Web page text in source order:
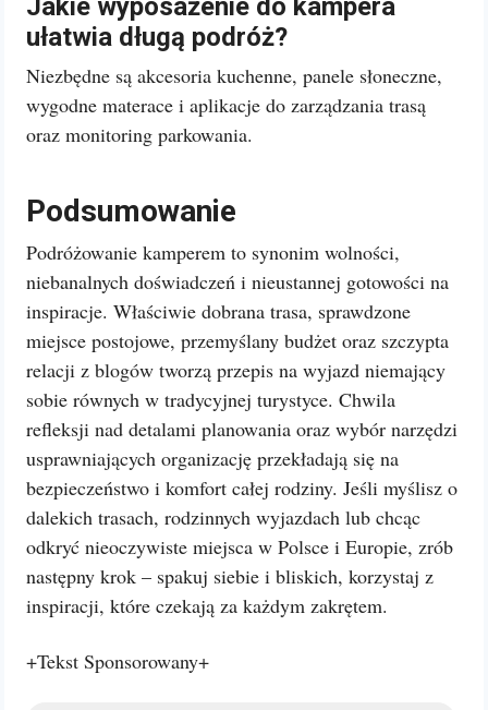
Jakie wyposażenie do kampera
ułatwia długą podróż?
Niezbędne są akcesoria kuchenne, panele słoneczne,
wygodne materace i aplikacje do zarządzania trasą
oraz monitoring parkowania.
Podsumowanie
Podróżowanie kamperem to synonim wolności,
niebanalnych doświadczeń i nieustannej gotowości na
inspiracje. Właściwie dobrana trasa, sprawdzone
miejsce postojowe, przemyślany budżet oraz szczypta
relacji z blogów tworzą przepis na wyjazd niemający
sobie równych w tradycyjnej turystyce. Chwila
refleksji nad detalami planowania oraz wybór narzędzi
usprawniających organizację przekładają się na
bezpieczeństwo i komfort całej rodziny. Jeśli myślisz o
dalekich trasach, rodzinnych wyjazdach lub chcąc
odkryć nieoczywiste miejsca w Polsce i Europie, zrób
następny krok – spakuj siebie i bliskich, korzystaj z
inspiracji, które czekają za każdym zakrętem.
+Tekst Sponsorowany+